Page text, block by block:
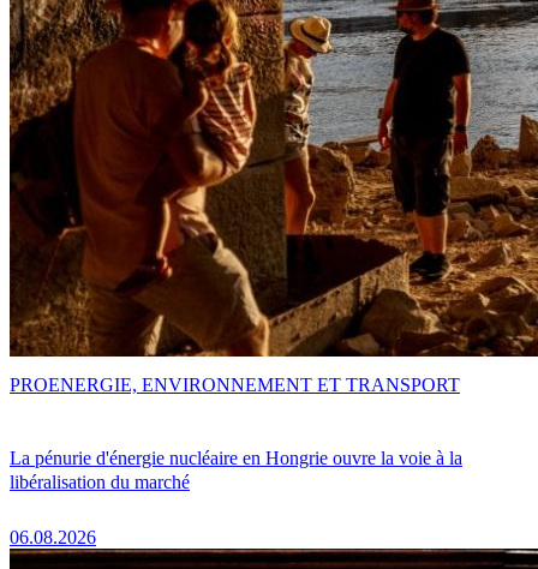
La pénurie d'énergie nucléaire en Hongrie ouvre la voie à la
libéralisation du marché
06.08.2026
PROENERGIE, ENVIRONNEMENT ET TRANSPORT